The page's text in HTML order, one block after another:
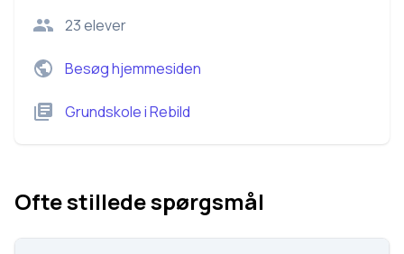
23elever
Besøg hjemmesiden
GrundskoleiRebild
Ofte stillede spørgsmål